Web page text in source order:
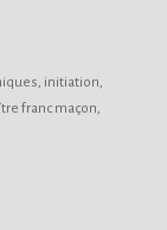
initiation,
franc maçon,